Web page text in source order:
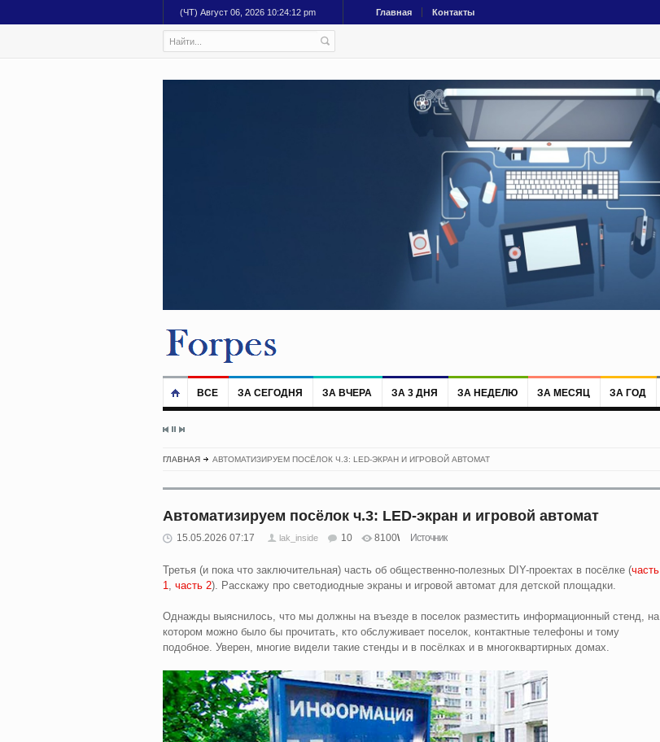
(ЧТ) Август 06, 2026 10:24:14 pm Главная Контакты
ВСЕ ЗА СЕГОДНЯ ЗА ВЧЕРА ЗА 3 ДНЯ ЗА НЕДЕЛЮ ЗА МЕСЯЦ ЗА ГОД
ГЛАВНАЯ АВТОМАТИЗИРУЕМ ПОСЁЛОК Ч.3: LED-ЭКРАН И ИГРОВОЙ АВТОМАТ
Автоматизируем посёлок ч.3: LED-экран и игровой автомат
15.05.2026 07:17 lak_inside 10 8100 Источник
Третья (и пока что заключительная) часть об общественно-полезных DIY-проектах в посёлке (часть
1
часть 2). Расскажу про светодиодные экраны и игровой автомат для детской площадки.
Однажды выяснилось, что мы должны на въезде в поселок разместить информационный стенд, на
котором можно было бы прочитать, кто обслуживает поселок, контактные телефоны и тому
подобное. Уверен, многие видели такие стенды и в посёлках и в многоквартирных домах.